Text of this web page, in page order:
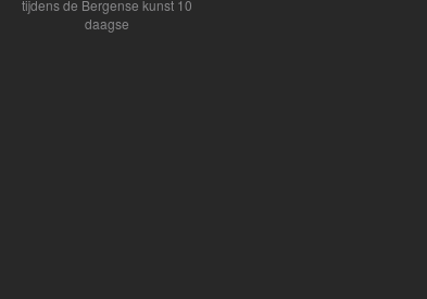
tijdens de Bergense kunst 10
daagse